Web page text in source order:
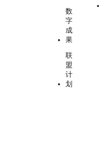
数
字
成
果
联
盟
计
划